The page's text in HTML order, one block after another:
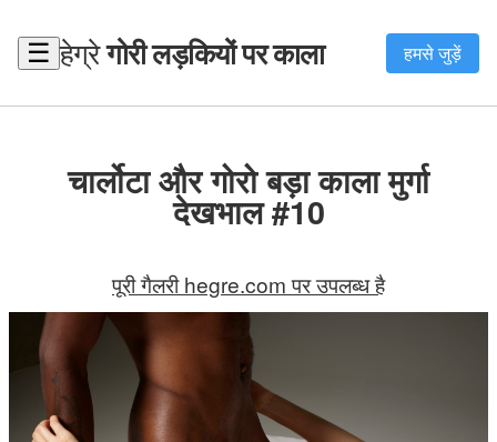
☰ हेग्रेगोरी लड़कियों पर काला हमसे जुड़ें
चार्लोटा और गोरो बड़ा काला मुर्गा
देखभाल #10
पूरी गैलरी hegre.com पर उपलब्ध है